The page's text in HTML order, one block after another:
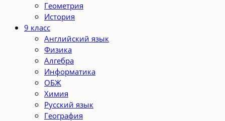
Геометрия
История
9 класс
Английский язык
Физика
Алгебра
Информатика
ОБЖ
Химия
Русский язык
География